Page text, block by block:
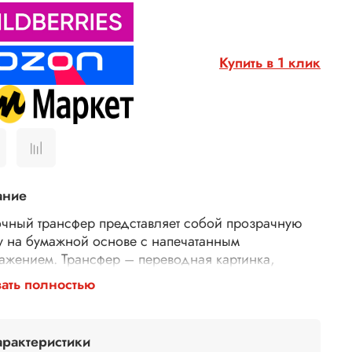
Купить в 1 клик
трансфер представляет собой прозрачную
на бумажной основе с напечатанным
Трансфер – переводная картинка,
с его помощью Ваше изделие приобретет
и уникальность. Трансферной бумагой
рисовые листы, бумагу для декупажа,
полностью